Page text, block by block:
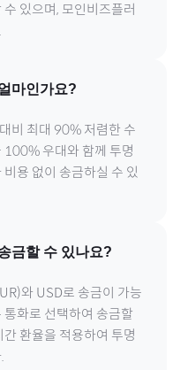
있으며, 모인비즈플러
마인가요?
비 최대 90% 저렴한 수
100% 우대와 함께 투명
용 없이 송금하실 수 있
금할 수 있나요?
)와 USD로 송금이 가능
화로 선택하여 송금할
환율을 적용하여 투명